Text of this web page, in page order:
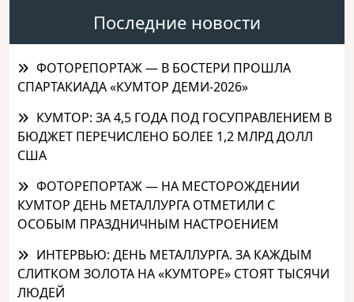
Последние новости
ФОТОРЕПОРТАЖ — В БОСТЕРИ ПРОШЛА
СПАРТАКИАДА «КУМТОР ДЕМИ-2026»
КУМТОР: ЗА 4,5 ГОДА ПОД ГОСУПРАВЛЕНИЕМ В
БЮДЖЕТ ПЕРЕЧИСЛЕНО БОЛЕЕ 1,2 МЛРД ДОЛЛ
США
ФОТОРЕПОРТАЖ — НА МЕСТОРОЖДЕНИИ
КУМТОР ДЕНЬ МЕТАЛЛУРГА ОТМЕТИЛИ С
ОСОБЫМ ПРАЗДНИЧНЫМ НАСТРОЕНИЕМ
ИНТЕРВЬЮ: ДЕНЬ МЕТАЛЛУРГА. ЗА КАЖДЫМ
СЛИТКОМ ЗОЛОТА НА «КУМТОРЕ» СТОЯТ ТЫСЯЧИ
ЛЮДЕЙ